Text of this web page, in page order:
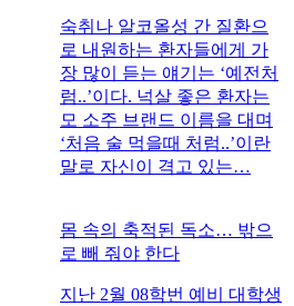
숙취나 알코올성 간 질환으
로 내원하는 환자들에게 가
장 많이 듣는 얘기는 ‘예전처
럼..’이다. 넉살 좋은 환자는
모 소주 브랜드 이름을 대며
‘처음 술 먹을때 처럼..’이란
말로 자신이 격고 있는…
몸 속의 축적된 독소… 밖으
로 빼 줘야 한다
지난 2월 08학번 예비 대학생